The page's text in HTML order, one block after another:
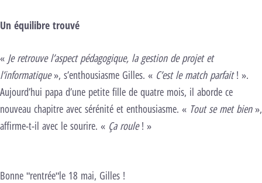
Un équilibre trouvé
« Je retrouve l’aspect pédagogique, la gestion de projet et
l’informatique», s’enthousiasme Gilles. « C’est le match parfait! ».
Aujourd’hui papa d’une petite fille de quatre mois, il aborde ce
nouveau chapitre avec sérénité et enthousiasme. « Tout se met bien»,
affirme-t-il avec le sourire. « Ça roule! »
Bonne "rentrée"le 18 mai, Gilles !